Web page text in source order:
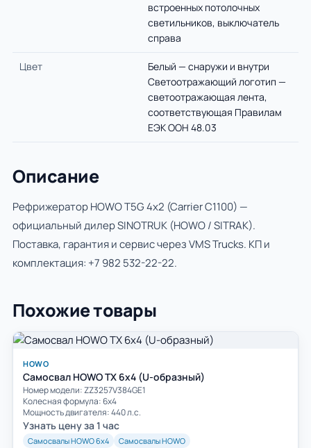
встроенных потолочных
светильников, выключатель
справа
Цвет
Белый — снаружи и внутри
Светоотражающий логотип —
светоотражающая лента,
соответствующая Правилам
ЕЭК ООН 48.03
Описание
Рефрижератор HOWO T5G 4x2 (Carrier C1100) —
официальный дилер SINOTRUK (HOWO / SITRAK).
Поставка, гарантия и сервис через VMS Trucks. КП и
комплектация: +7 982 532-22-22.
Похожие товары
HOWO
Самосвал HOWO TX 6x4 (U-образный)
Номер модели: ZZ3257V384GE1
Колесная формула: 6х4
Мощность двигателя: 440 л.с.
Узнать цену за 1 час
Самосвалы HOWO 6х4 Самосвалы HOWO